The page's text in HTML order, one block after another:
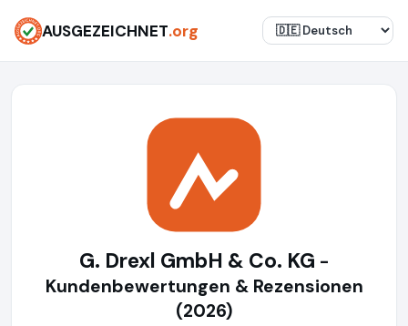
AUSGEZEICHNET.org
G. Drexl GmbH & Co. KG -
Kundenbewertungen & Rezensionen
(2026)